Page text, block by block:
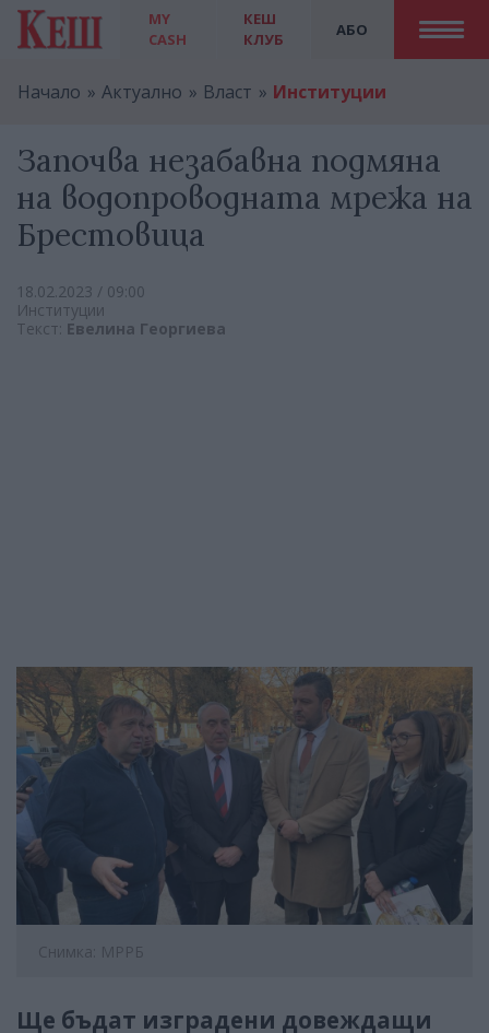
MY
CASH
АБО
КЕШ
КЛУБ
Начало Актуално Власт Институции
Започва незабавна подмяна
на водопроводната мрежа на
Брестовица
18.02.2023 / 09:00
Институции
Текст: Евелина Георгиева
Снимка: МРРБ
Ще бъдат изградени довеждащи